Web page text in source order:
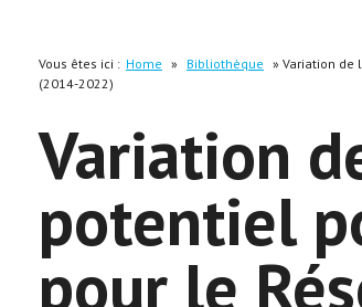
Vous êtes ici : Home » Bibliothèque » Variation de
(2014-2022)
Variation
potentiel
pour le